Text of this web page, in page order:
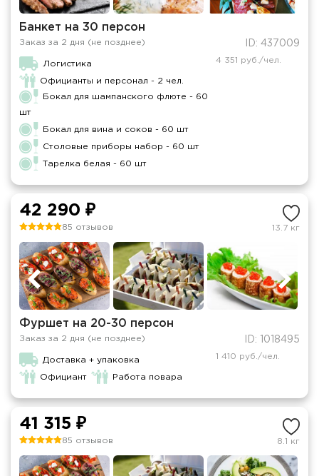
Банкет на 30 персон
Заказ за 2 дня (не позднее) ID: 437009
Логистика
Официанты и персонал - 2 чел.
Бокал для шампанского флюте - 60
шт
Бокал для вина и соков - 60 шт
Столовые приборы набор - 60 шт
Тарелка белая - 60 шт
4 351 руб./чел.
42 290 ₽
85 отзывов 13.7 кг
Фуршет на 20-30 персон
Заказ за 2 дня (не позднее) ID: 1018495
Доставка + упаковка
Официант Работа повара
1 410 руб./чел.
41 315 ₽
85 отзывов 8.1 кг